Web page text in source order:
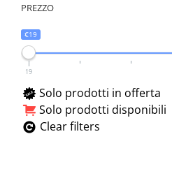
47
PREZZO
€19
19
Solo prodotti in offerta
Solo prodotti disponibili
Clear filters